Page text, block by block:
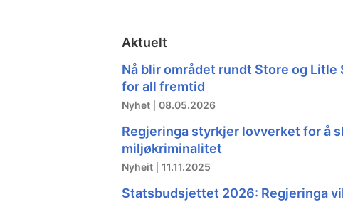
Aktuelt
Nå blir området rundt Store og
for all fremtid
Nyhet 08.05.2026
Regjeringa styrkjer lovverket for å
miljøkriminalitet
Nyheit 11.11.2025
Statsbudsjettet 2026: Regjeringa